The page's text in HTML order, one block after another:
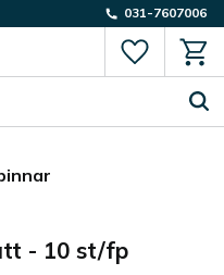
031-7607006
- 10 st/fp